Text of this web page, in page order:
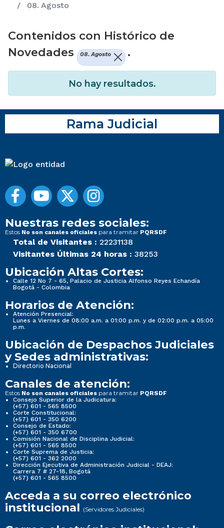
08. Agosto
Contenidos con Histórico de
Novedades
08. Agosto .
No hay resultados.
Rama Judicial
Nuestras redes sociales:
Estos No son canales oficiales para tramitar PQRSDF
Total de Visitantes : 22231138
Visitantes Últimas 24 horas : 38253
Ubicación Altas Cortes:
Calle 12 No 7 - 65, Palacio de Justicia Alfonso Reyes Echandía
Bogotá - Colombia
Horarios de Atención:
Atención Presencial:
Lunes a Viernes de 08:00 a.m. a 01:00 p.m. y de 02:00 p.m. a 05:00
p.m.
Ubicación de Despachos Judiciales
y Sedes administrativas:
Directorio Nacional
Canales de atención:
Estos No son canales oficiales para tramitar PQRSDF
Consejo Superior de la Judicatura:
(+57) 601 - 565 8500
Corte Constitucional:
(+57) 601 - 350 6200
Consejo de Estado:
(+57) 601 - 350 6700
Comisión Nacional de Disciplina Judicial:
(+57) 601 - 565 8500
Corte Suprema de Justicia:
(+57) 601 - 362 2000
Dirección Ejecutiva de Administración Judicial - DEAJ:
Carrera 7 # 27-18, Bogotá
(+57) 601 - 565 8500
Acceda a su correo electrónico
institucional (Servidores Judiciales)